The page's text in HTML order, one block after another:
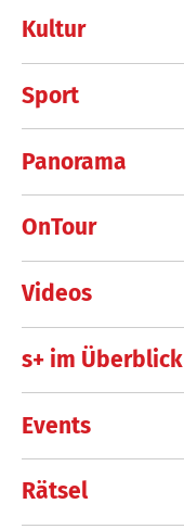
Kultur
Sport
Panorama
OnTour
Videos
s+ im Überblick
Events
Rätsel